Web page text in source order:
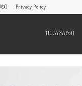
Privacy Policy
მთავარი